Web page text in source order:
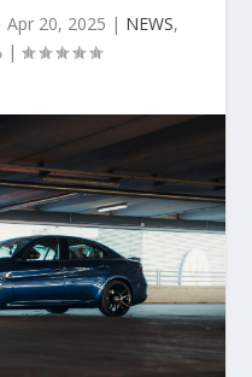
Apr 20, 2025 | NEWS,
|